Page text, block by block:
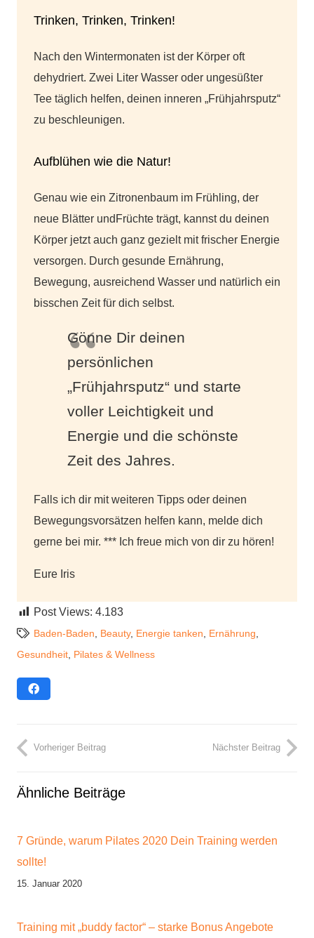
Trinken, Trinken, Trinken!
Nach den Wintermonaten ist der Körper oft
dehydriert. Zwei Liter Wasser oder ungesüßter
Tee täglich helfen, deinen inneren „Frühjahrsputz“
zu beschleunigen.
Aufblühen wie die Natur!
Genau wie ein Zitronenbaum im Frühling, der
neue Blätter undFrüchte trägt, kannst du deinen
Körper jetzt auch ganz gezielt mit frischer Energie
versorgen. Durch gesunde Ernährung,
Bewegung, ausreichend Wasser und natürlich ein
bisschen Zeit für dich selbst.
Gönne Dir deinen
persönlichen
„Frühjahrsputz“ und starte
voller Leichtigkeit und
Energie und die schönste
Zeit des Jahres.
Falls ich dir mit weiteren Tipps oder deinen
Bewegungsvorsätzen helfen kann, melde dich
gerne bei mir. *** Ich freue mich von dir zu hören!
Eure Iris
Post Views: 4.183
Baden-Baden Beauty, Energie tanken Ernährung
Gesundheit Pilates & Wellness
Vorheriger Beitrag Nächster Beitrag
Ähnliche Beiträge
7 Gründe, warum Pilates 2020 Dein Training werden
sollte!
15. Januar 2020
Training mit „buddy factor“ – starke Bonus Angebote